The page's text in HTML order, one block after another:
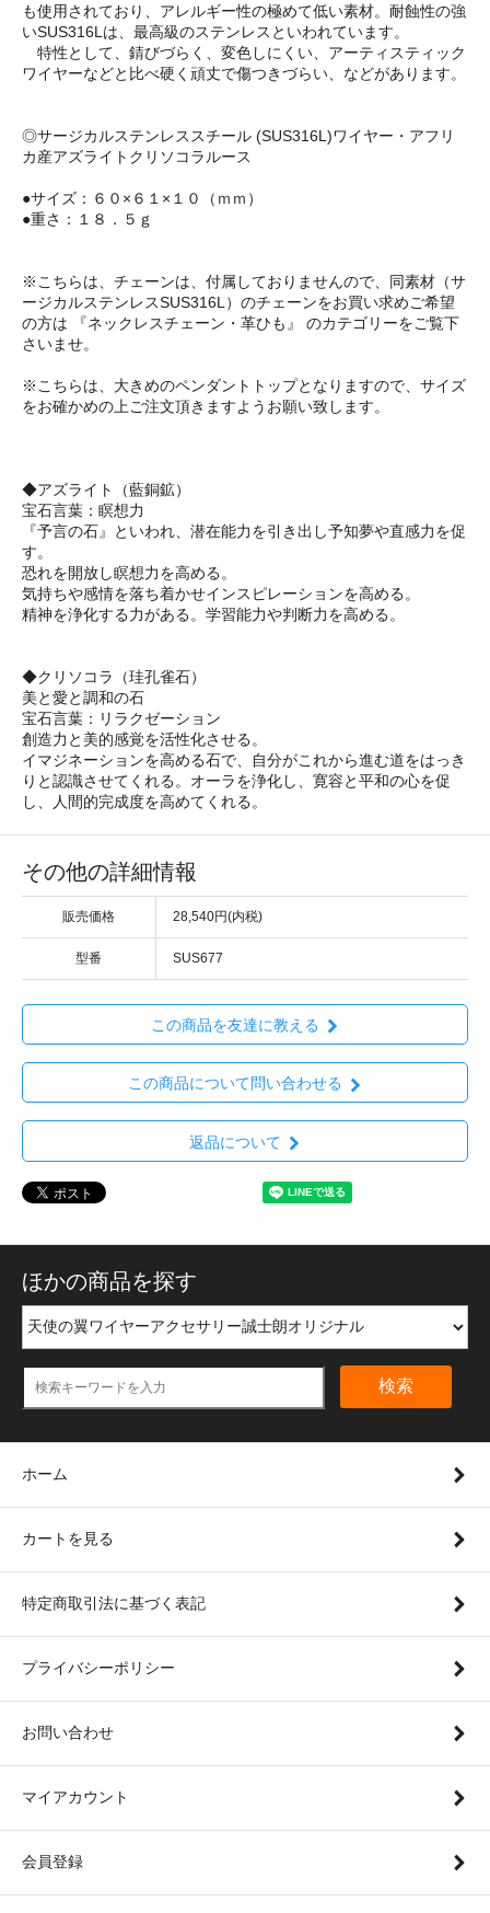
も使用されており、アレルギー性の極めて低い素材。耐蝕性の強
いSUS316Lは、最高級のステンレスといわれています。
特性として、錆びづらく、変色しにくい、アーティスティック
ワイヤーなどと比べ硬く頑丈で傷つきづらい、などがあります。
◎サージカルステンレススチール (SUS316L)ワイヤー・アフリ
カ産アズライトクリソコラルース
●サイズ：６０×６１×１０（ｍｍ）
●重さ：１８．５ｇ
※こちらは、チェーンは、付属しておりませんので、同素材（サ
ージカルステンレスSUS316L）のチェーンをお買い求めご希望
の方は 『ネックレスチェーン・革ひも』 のカテゴリーをご覧下
さいませ。
※こちらは、大きめのペンダントトップとなりますので、サイズ
をお確かめの上ご注文頂きますようお願い致します。
◆アズライト（藍銅鉱）
宝石言葉：瞑想力
『予言の石』といわれ、潜在能力を引き出し予知夢や直感力を促
す。
恐れを開放し瞑想力を高める。
気持ちや感情を落ち着かせインスピレーションを高める。
精神を浄化する力がある。学習能力や判断力を高める。
◆クリソコラ（珪孔雀石）
美と愛と調和の石
宝石言葉：リラクゼーション
創造力と美的感覚を活性化させる。
イマジネーションを高める石で、自分がこれから進む道をはっき
りと認識させてくれる。オーラを浄化し、寛容と平和の心を促
し、人間的完成度を高めてくれる。
その他の詳細情報
販売価格 28,540円(内税)
型番 SUS677
この商品を友達に教える
この商品について問い合わせる
返品について
ほかの商品を探す
検索
ホーム
カートを見る
特定商取引法に基づく表記
プライバシーポリシー
お問い合わせ
マイアカウント
会員登録